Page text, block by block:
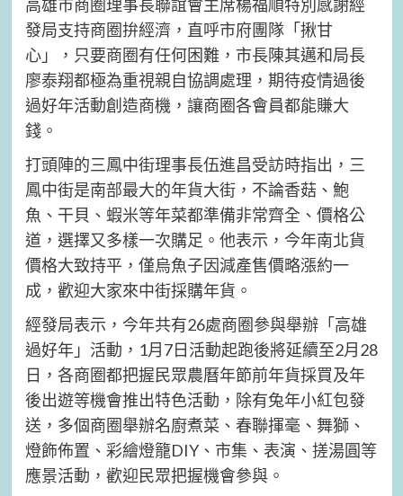
高雄市商圈理事長聯誼會主席楊福順特別感謝經
發局支持商圈拚經濟，直呼市府團隊「揪甘
心」，只要商圈有任何困難，市長陳其邁和局長
廖泰翔都極為重視親自協調處理，期待疫情過後
過好年活動創造商機，讓商圈各會員都能賺大
錢。
打頭陣的三鳳中街理事長伍進昌受訪時指出，三
鳳中街是南部最大的年貨大街，不論香菇、鮑
魚、干貝、蝦米等年菜都準備非常齊全、價格公
道，選擇又多樣一次購足。他表示，今年南北貨
價格大致持平，僅烏魚子因減產售價略漲約一
成，歡迎大家來中街採購年貨。
經發局表示，今年共有26處商圈參與舉辦「高雄
過好年」活動，1月7日活動起跑後將延續至2月28
日，各商圈都把握民眾農曆年節前年貨採買及年
後出遊等機會推出特色活動，除有兔年小紅包發
送，多個商圈舉辦名廚煮菜、春聯揮毫、舞獅、
燈飾佈置、彩繪燈籠DIY、市集、表演、搓湯圓等
應景活動，歡迎民眾把握機會參與。